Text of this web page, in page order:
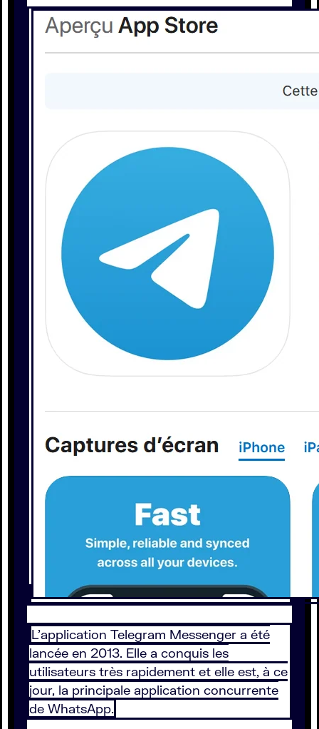
L’application Telegram Messenger a été
lancée en 2013. Elle a conquis les
utilisateurs très rapidement et elle est, à ce
jour, la principale application concurrente
de WhatsApp.